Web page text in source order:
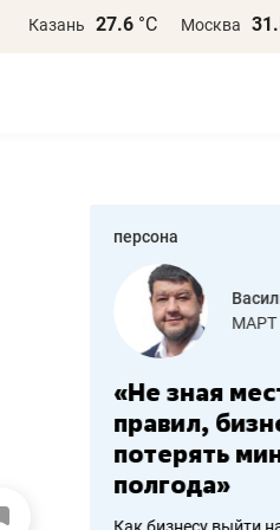
Казань 27.6 °С Москва
персона
МАРТ
«Не зная
правил,
потерять
полгода»